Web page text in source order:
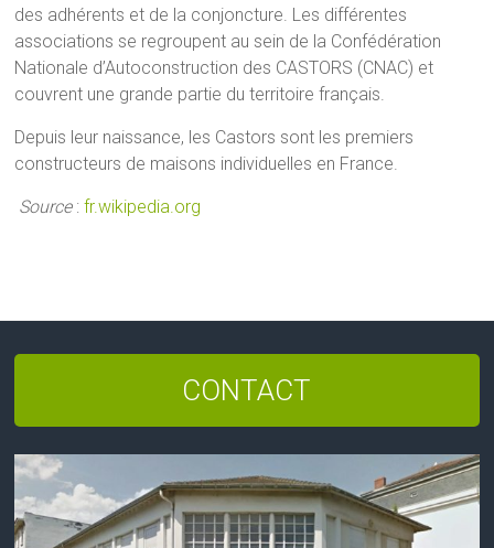
des adhérents et de la conjoncture. Les différentes
associations se regroupent au sein de la Confédération
Nationale d’Autoconstruction des CASTORS (CNAC) et
couvrent une grande partie du territoire français.
Depuis leur naissance, les Castors sont les premiers
constructeurs de maisons individuelles en France.
Source :fr.wikipedia.org
CONTACT